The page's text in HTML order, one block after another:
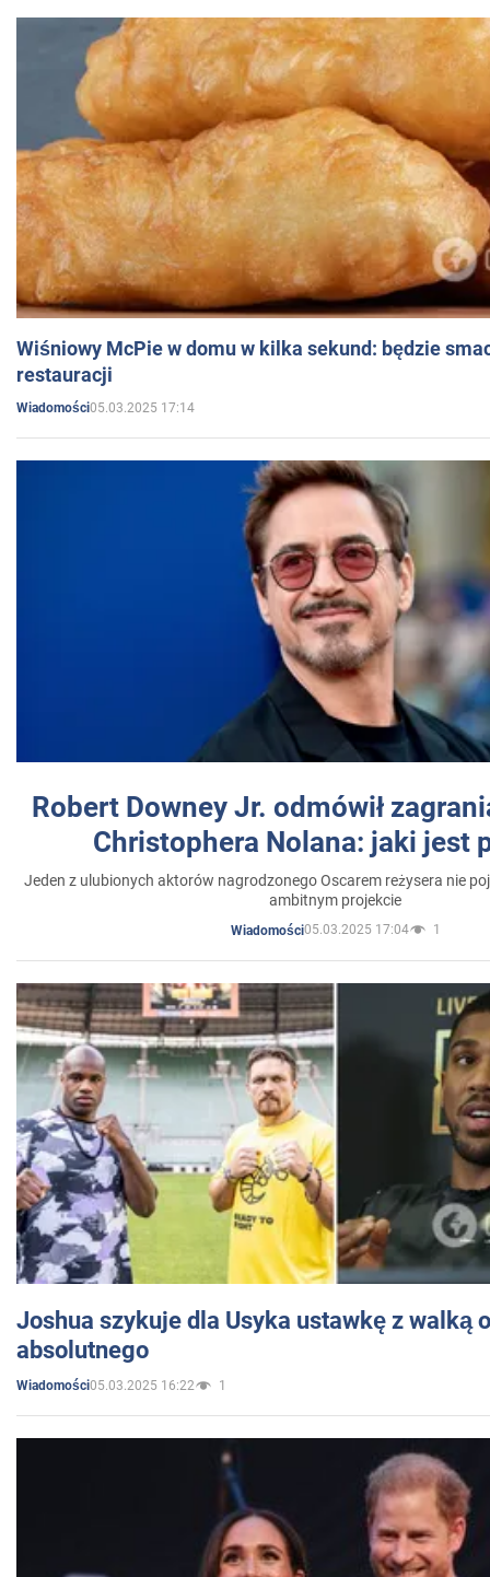
Wiśniowy McPie w domu w kilka sekund: będzie
restauracji
Wiadomości05.03.2025 17:14
Robert Downey Jr. odmówił
Christophera Nolana: jaki jest
Jeden z ulubionych aktorów nagrodzonego Oscarem reżysera nie
ambitnym projekcie
Wiadomości05.03.2025 17:04 1
Joshua szykuje dla Usyka ustawkę z walką
absolutnego
Wiadomości05.03.2025 16:22 1